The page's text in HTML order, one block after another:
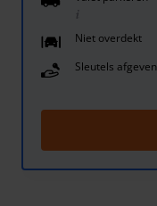
Niet overdekt
Sleutels afgeven